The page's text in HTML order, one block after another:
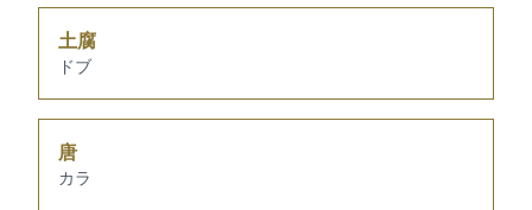
土腐
ドブ
唐
カラ